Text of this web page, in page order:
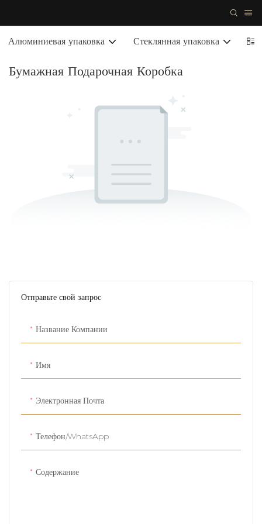
Алюминиевая упаковка Стеклянная упаковка
Бумажная Подарочная Коробка
Отправьте свой запрос
Название Компании
Имя
Электронная Почта
Телефон/WhatsApp
Содержание